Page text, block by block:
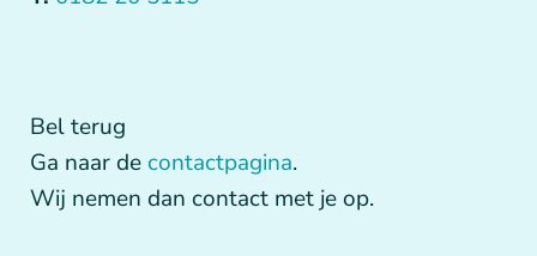
Bel terug
Ga naar de contactpagina.
Wij nemen dan contact met je op.